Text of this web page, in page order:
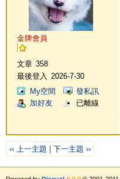
金牌會員
文章 358
最後登入
2026-7-30
My空間
發私訊
加好友
已離線
‹‹ 上一主題 下一主題 ››